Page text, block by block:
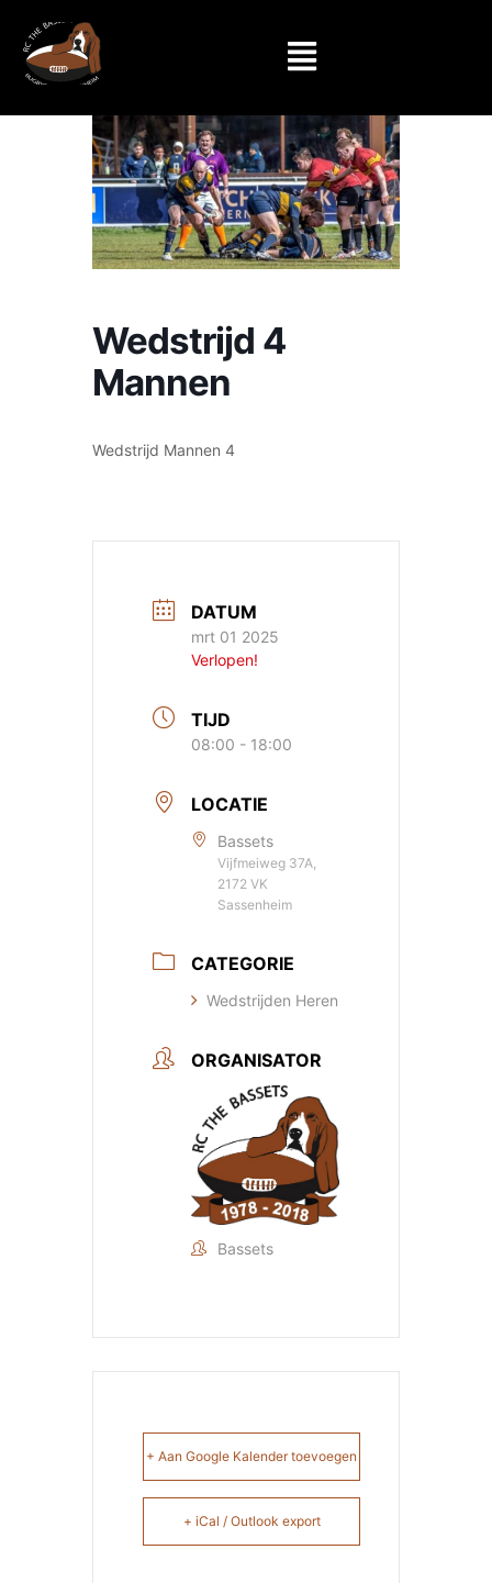
Wedstrijd 4
Mannen
Wedstrijd Mannen 4
DATUM
mrt 01 2025
Verlopen!
TIJD
08:00 - 18:00
LOCATIE
Bassets
Vijfmeiweg 37A,
2172 VK
Sassenheim
CATEGORIE
Wedstrijden Heren
ORGANISATOR
Bassets
+ Aan Google Kalender toevoegen
+ iCal / Outlook export